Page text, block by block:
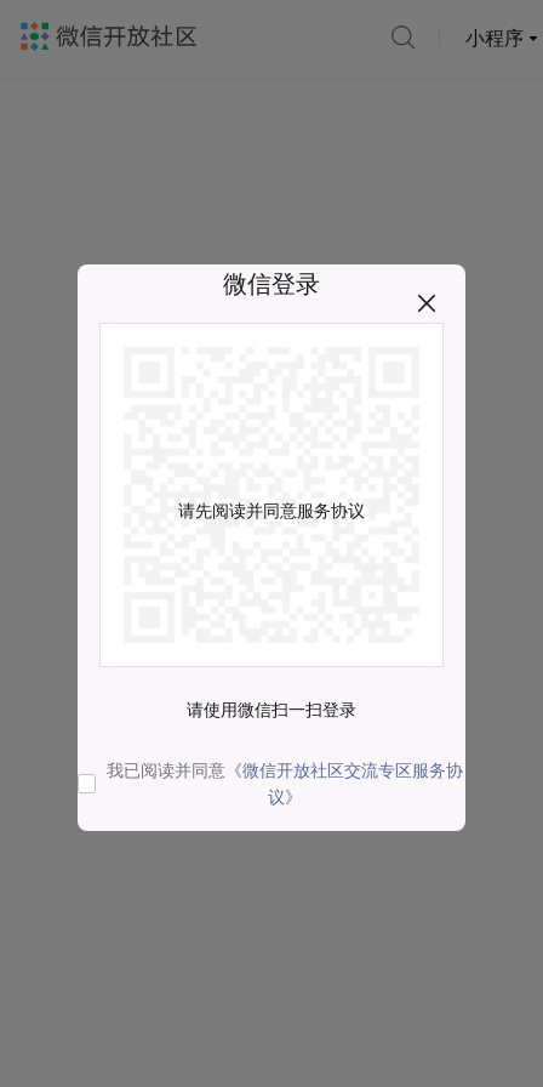
小程序
微信登录
请先阅读并同意服务协议
请使用微信扫一扫登录
我已阅读并同意 《微信开放社区交流专区服务协
议》